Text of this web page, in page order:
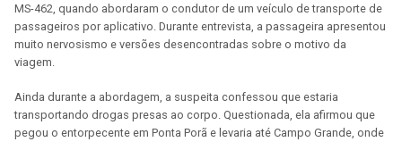
MS-462, quando abordaram o condutor de um veículo de transporte de
passageiros por aplicativo. Durante entrevista, a passageira apresentou
muito nervosismo e versões desencontradas sobre o motivo da
viagem.
Ainda durante a abordagem, a suspeita confessou que estaria
transportando drogas presas ao corpo. Questionada, ela afirmou que
pegou o entorpecente em Ponta Porã e levaria até Campo Grande, onde